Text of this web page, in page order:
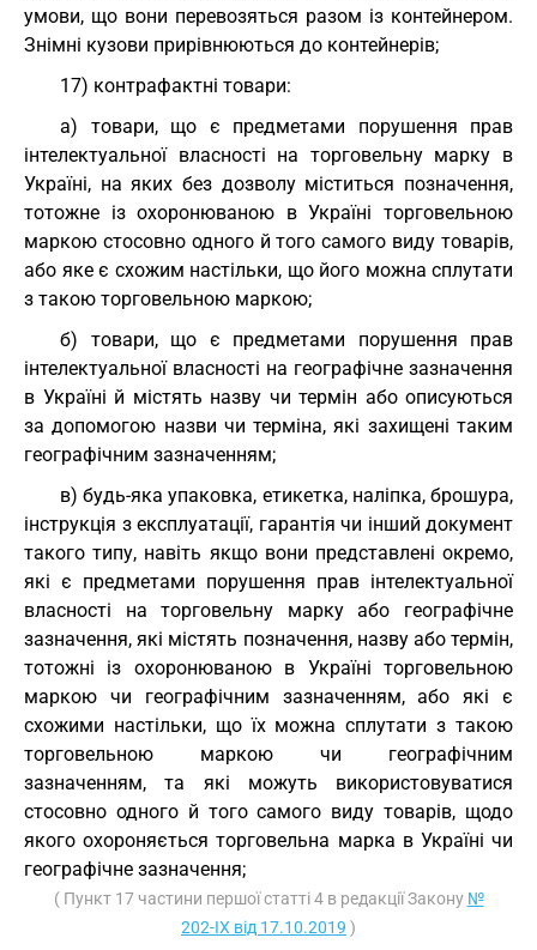
умови, що вони перевозяться разом із контейнером.
Знімні кузови прирівнюються до контейнерів;
17) контрафактні товари:
а) товари, що є предметами порушення прав
інтелектуальної власності на торговельну марку в
Україні, на яких без дозволу міститься позначення,
тотожне із охоронюваною в Україні торговельною
маркою стосовно одного й того самого виду товарів,
або яке є схожим настільки, що його можна сплутати
з такою торговельною маркою;
б) товари, що є предметами порушення прав
інтелектуальної власності на географічне зазначення
в Україні й містять назву чи термін або описуються
за допомогою назви чи терміна, які захищені таким
географічним зазначенням;
в) будь-яка упаковка, етикетка, наліпка, брошура,
інструкція з експлуатації, гарантія чи інший документ
такого типу, навіть якщо вони представлені окремо,
які є предметами порушення прав інтелектуальної
власності на торговельну марку або географічне
зазначення, які містять позначення, назву або термін,
тотожні із охоронюваною в Україні торговельною
маркою чи географічним зазначенням, або які є
схожими настільки, що їх можна сплутати з такою
торговельною маркою чи географічним
зазначенням, та які можуть використовуватися
стосовно одного й того самого виду товарів, щодо
якого охороняється торговельна марка в Україні чи
географічне зазначення;
( Пункт 17 частини першої статті 4 в редакції Закону №
202-IX від 17.10.2019 )